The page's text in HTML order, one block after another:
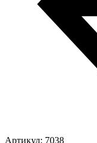
Артикул: 7038